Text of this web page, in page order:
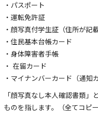
・パスポート
・運転免許証
・顔写真付学生証（住所が記
・住民基本台帳カード
・身体障害者手帳
・ 在留カード
・マイナンバーカード（通知
「顔写真なし本人確認書類
ものを指します。（全てコピー